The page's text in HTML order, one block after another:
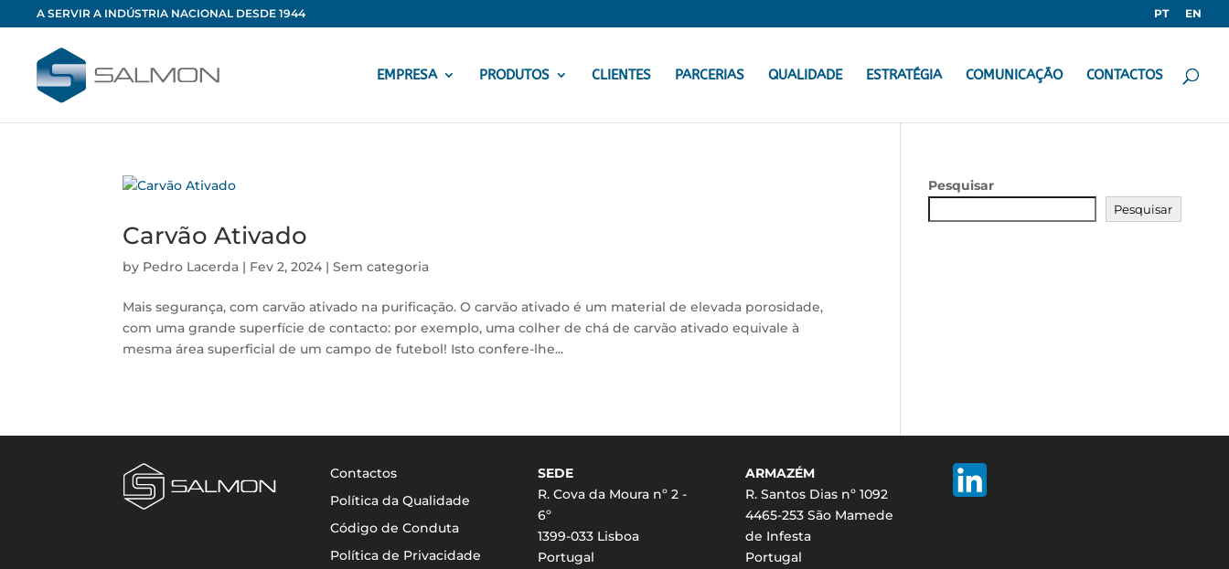
A SERVIR A INDÚSTRIA NACIONAL DESDE 1944 PT EN
EMPRESA PRODUTOS CLIENTES PARCERIAS QUALIDADE ESTRATÉGIA COMUNICAÇÃO CONTACTOS
Carvão Ativado
by Pedro Lacerda | Fev 2, 2024 |Sem categoria
Mais segurança, com carvão ativado na purificação. O carvão ativado é um material de elevada porosidade,
com uma grande superfície de contacto: por exemplo, uma colher de chá de carvão ativado equivale à
mesma área superficial de um campo de futebol! Isto confere-lhe...
Pesquisar
Pesquisar
Contactos
Política da Qualidade
Código de Conduta
Política de Privacidade
SEDE
R. Cova da Moura nº 2 -
6º
1399-033 Lisboa
Portugal
ARMAZÉM
R. Santos Dias nº 1092
4465-253 São Mamede
de Infesta
Portugal